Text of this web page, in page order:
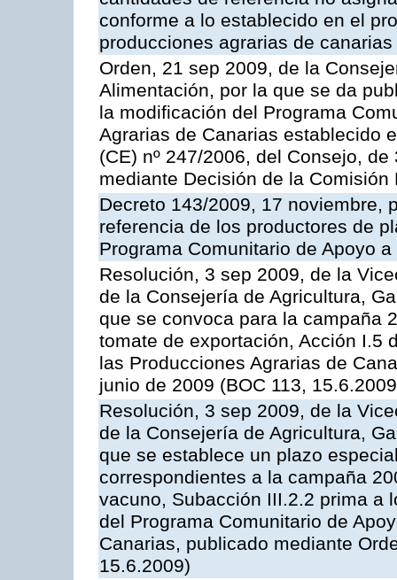
conforme a lo establecido en el
producciones agrarias de canarias
Orden, 21 sep 2009, de la
Alimentación, por la que se da
la modificación del Programa
Agrarias de Canarias establecido
(CE) nº 247/2006, del Consejo,
mediante Decisión de la
Decreto 143/2009, 17 noviembre,
referencia de los productores de
Programa Comunitario de Apoyo
Resolución, 3 sep 2009, de la
de la Consejería de Agricultura,
que se convoca para la campaña
tomate de exportación, Acción I.5
las Producciones Agrarias de
junio de 2009 (BOC 113,
Resolución, 3 sep 2009, de la
de la Consejería de Agricultura,
que se establece un plazo
correspondientes a la campaña
vacuno, Subacción III.2.2 prima a
del Programa Comunitario de
Canarias, publicado mediante
15.6.2009)